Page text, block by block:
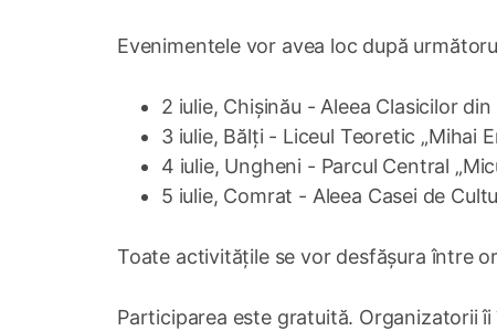
Evenimentele vor avea loc după
2 iulie, Chișinău - Aleea Clasicilor
3 iulie, Bălți - Liceul Teoretic „Mihai
4 iulie, Ungheni - Parcul Central
5 iulie, Comrat - Aleea Casei de
Toate activitățile se vor desfășura între
Participarea este gratuită. Organizatorii